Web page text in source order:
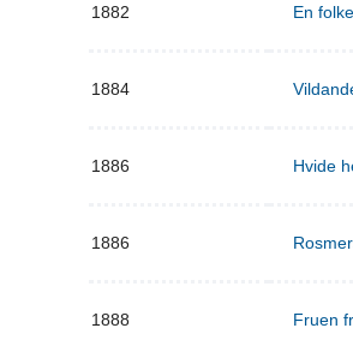
1882 En
1884
1886 Hvide
1886
1888 Fruen